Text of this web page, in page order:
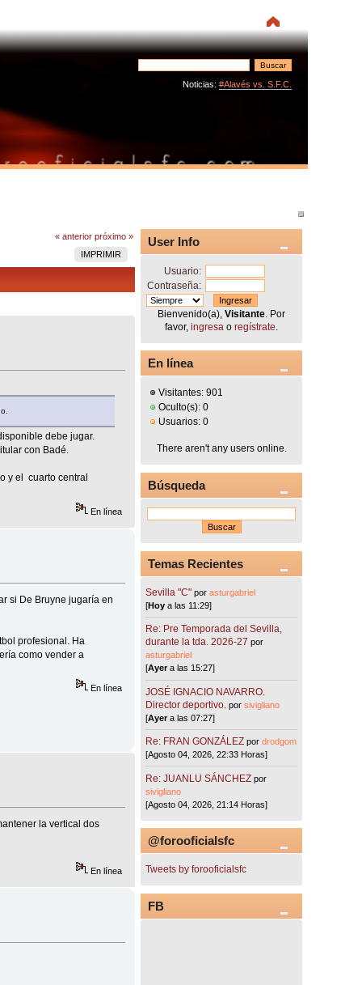
Noticias: #Alavés vs. S.F.C.
« anterior próximo »
IMPRIMIR
debe jugar.
con Badé.
y el cuarto central
En línea
si De Bruyne jugaría en
profesional. Ha
como vender a
En línea
la vertical dos
En línea
User Info
Usuario:
Contraseña:
Bienvenido(a),Visitante . Por
favor,ingresa oregístrate
En línea
Visitantes: 901
Oculto(s): 0
Usuarios: 0
There aren't any users online.
Búsqueda
Temas Recientes
Sevilla "C"porasturgabriel
[Hoy a las 11:29]
Re: Pre Temporada del Sevilla,
durante la tda. 2026-27 por
asturgabriel
[Ayera las 15:27]
JOSÉ IGNACIO NAVARRO.
Director deportivo. porsivigliano
[Ayera las 07:27]
Re: FRAN GONZÁLEZ pordrodgom
[Agosto 04, 2026, 22:33 Horas]
Re: JUANLU SÁNCHEZ por
sivigliano
[Agosto 04, 2026, 21:14 Horas]
@forooficialsfc
Tweets by forooficialsfc
FB